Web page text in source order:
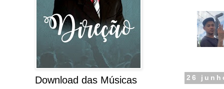
26
Download das Músicas